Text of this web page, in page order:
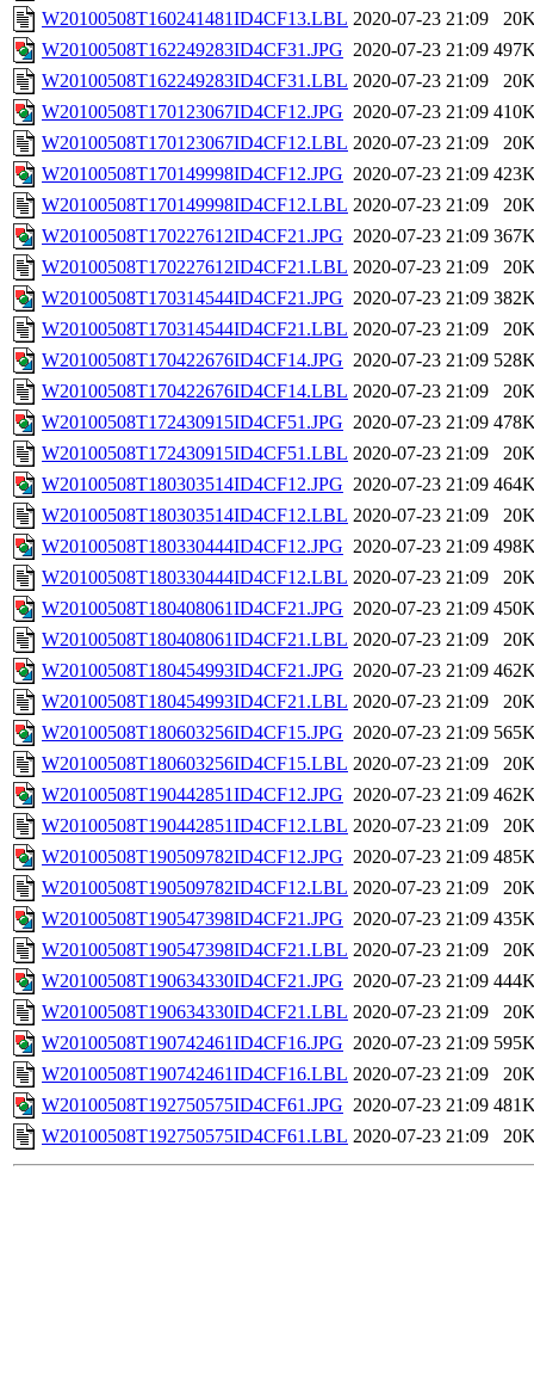
W20100508T160241481ID4CF13.LBL 2020-07-23 21:09
W20100508T162249283ID4CF31.JPG 2020-07-23 21:09
W20100508T162249283ID4CF31.LBL 2020-07-23 21:09
W20100508T170123067ID4CF12.JPG 2020-07-23 21:09
W20100508T170123067ID4CF12.LBL 2020-07-23 21:09
W20100508T170149998ID4CF12.JPG 2020-07-23 21:09
W20100508T170149998ID4CF12.LBL 2020-07-23 21:09
W20100508T170227612ID4CF21.JPG 2020-07-23 21:09
W20100508T170227612ID4CF21.LBL 2020-07-23 21:09
W20100508T170314544ID4CF21.JPG 2020-07-23 21:09
W20100508T170314544ID4CF21.LBL 2020-07-23 21:09
W20100508T170422676ID4CF14.JPG 2020-07-23 21:09
W20100508T170422676ID4CF14.LBL 2020-07-23 21:09
W20100508T172430915ID4CF51.JPG 2020-07-23 21:09
W20100508T172430915ID4CF51.LBL 2020-07-23 21:09
W20100508T180303514ID4CF12.JPG 2020-07-23 21:09
W20100508T180303514ID4CF12.LBL 2020-07-23 21:09
W20100508T180330444ID4CF12.JPG 2020-07-23 21:09
W20100508T180330444ID4CF12.LBL 2020-07-23 21:09
W20100508T180408061ID4CF21.JPG 2020-07-23 21:09
W20100508T180408061ID4CF21.LBL 2020-07-23 21:09
W20100508T180454993ID4CF21.JPG 2020-07-23 21:09
W20100508T180454993ID4CF21.LBL 2020-07-23 21:09
W20100508T180603256ID4CF15.JPG 2020-07-23 21:09
W20100508T180603256ID4CF15.LBL 2020-07-23 21:09
W20100508T190442851ID4CF12.JPG 2020-07-23 21:09
W20100508T190442851ID4CF12.LBL 2020-07-23 21:09
W20100508T190509782ID4CF12.JPG 2020-07-23 21:09
W20100508T190509782ID4CF12.LBL 2020-07-23 21:09
W20100508T190547398ID4CF21.JPG 2020-07-23 21:09
W20100508T190547398ID4CF21.LBL 2020-07-23 21:09
W20100508T190634330ID4CF21.JPG 2020-07-23 21:09
W20100508T190634330ID4CF21.LBL 2020-07-23 21:09
W20100508T190742461ID4CF16.JPG 2020-07-23 21:09
W20100508T190742461ID4CF16.LBL 2020-07-23 21:09
W20100508T192750575ID4CF61.JPG 2020-07-23 21:09
W20100508T192750575ID4CF61.LBL 2020-07-23 21:09